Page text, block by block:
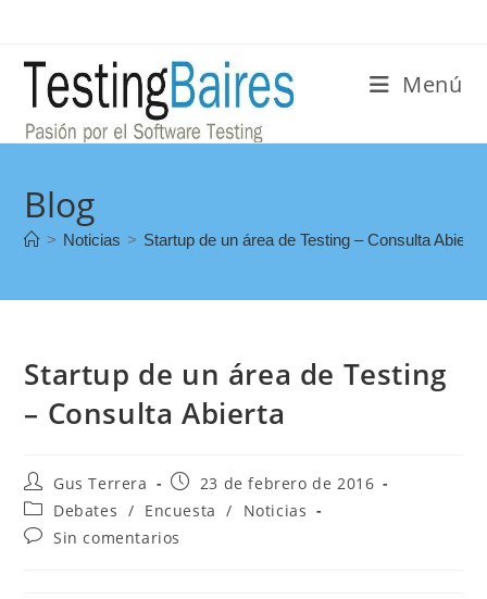
Menú
Blog
> Noticias > Startup de un área de Testing – Consulta Abierta
Startup de un área de Testing
– Consulta Abierta
Gus Terrera
23 de febrero de 2016
Debates / Encuesta /
Noticias
Sin comentarios